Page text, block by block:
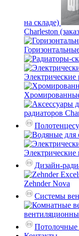
на складе)
Charleston
Электрические
радиаторов
Электрические
Дизайн-
Zehnder Nova
Системы
Потолочные